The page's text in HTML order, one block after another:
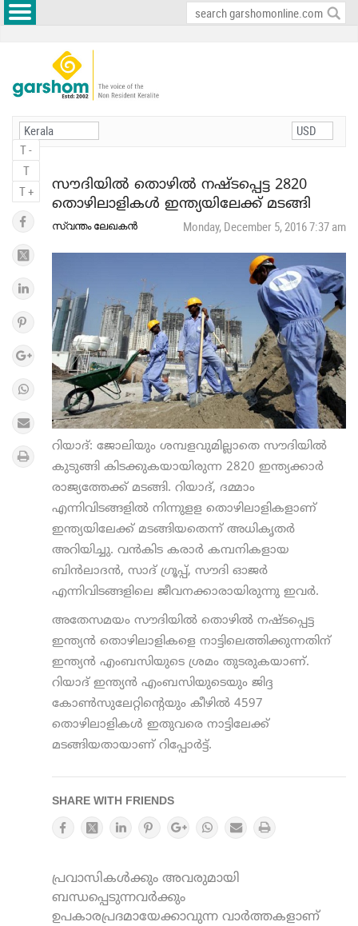
T -
T
T +
സൗദിയിൽ തൊഴിൽ നഷ്ടപ്പെട്ട 2820
തൊഴിലാളികള്‍ ഇന്ത്യയിലേക്ക് മടങ്ങി
സ്വന്തം ലേഖകൻ Monday, December 5, 2016 7:37 am
റിയാദ്: ജോലിയും ശമ്പളവുമില്ലാതെ സൗദിയിൽ
കുടുങ്ങി കിടക്കുകയായിരുന്ന 2820 ഇന്ത്യക്കാർ
രാജ്യത്തേക്ക് മടങ്ങി. റിയാദ്, ദമ്മാം
എന്നിവിടങ്ങളില്‍ നിന്നുളള തൊഴിലാളികളാണ്
ഇന്ത്യയിലേക്ക് മടങ്ങിയതെന്ന് അധികൃതർ
അറിയിച്ചു. വന്‍കിട കരാര്‍ കമ്പനികളായ
ബിന്‍ലാദന്‍, സാദ് ഗ്രൂപ്പ്, സൗദി ഓജര്‍
എന്നിവിടങ്ങളിലെ ജീവനക്കാരായിരുന്നു ഇവർ.
അതേസമയം സൗദിയിൽ തൊഴിൽ നഷ്ടപ്പെട്ട
ഇന്ത്യന്‍ തൊഴിലാളികളെ നാട്ടിലെത്തിക്കുന്നതിന്
ഇന്ത്യന്‍ എംബസിയുടെ ശ്രമം തുടരുകയാണ്.
റിയാദ് ഇന്ത്യന്‍ എംബസിയുടെയും ജിദ്ദ
കോണ്‍സുലേറ്റിന്റെയും കീഴില്‍ 4597
തൊഴിലാളികള്‍ ഇതുവരെ നാട്ടിലേക്ക്
മടങ്ങിയതായാണ് റിപ്പോർട്ട്.
SHARE WITH FRIENDS
പ്രവാസികൾക്കും അവരുമായി
ബന്ധപ്പെടുന്നവർക്കും
ഉപകാരപ്രദമായേക്കാവുന്ന വാർത്തകളാണ്